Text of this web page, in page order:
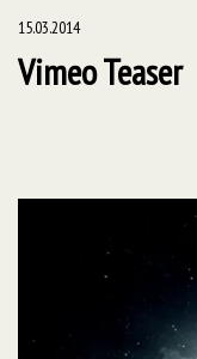
15.03.2014
Vimeo Teaser